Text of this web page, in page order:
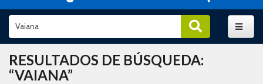
RESULTADOS DE BÚSQUEDA:
“VAIANA”